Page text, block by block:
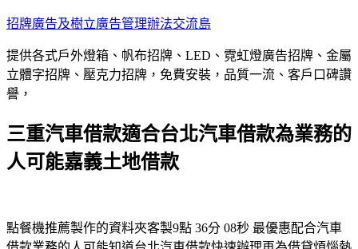
跳
主
要
內
招牌廣告及樹立廣告管理辦法交流島
提供各式戶外燈箱、帆布招牌、LED、霓虹燈廣告招牌、金屬
立體字招牌、壓克力招牌，免費安裝，品質一流、客戶口碑讚
譽，
三重汽車借款適合台北汽車借款為業務的
人可能嘉義土地借款
點餐機推薦製作的資料夾客製9點 36分 08秒 最優惠配合汽車